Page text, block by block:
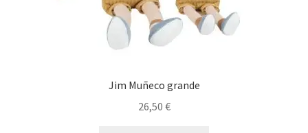
Jim Muñeco grande
26,50 €